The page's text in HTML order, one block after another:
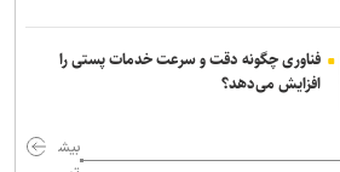
فناوری چگونه دقت و سرعت خدمات پستی را
افزایش می‌دهد؟
بیش